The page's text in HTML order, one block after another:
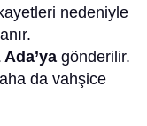
nedeniyle
Ada’ya gönderilir.
da vahşice